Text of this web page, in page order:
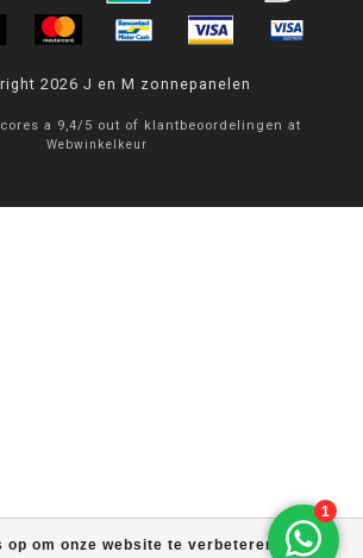
om onze website te verbeteren. Is dat
2026 J en M zonnepanelen
a 9,4/ 5 out of klantbeoordelingen at
Webwinkelkeur